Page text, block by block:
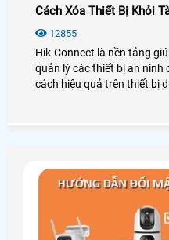
Cách Xóa Thiết Bị Khỏi
12855
Hik-Connect là nền tảng
quản lý các thiết bị an ninh
cách hiệu quả trên thiết bị di